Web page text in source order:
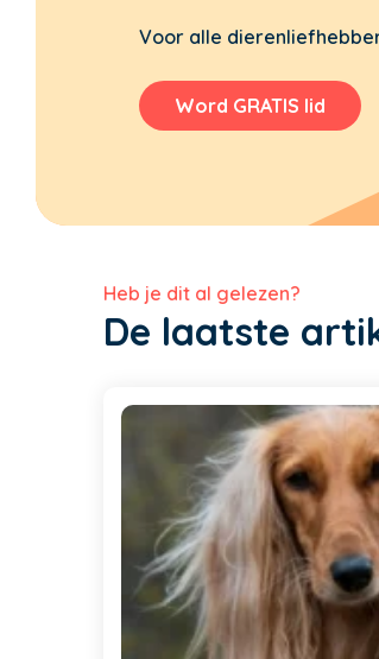
Voor alle
Word GRATIS lid
Heb je dit al gelezen?
De laatste